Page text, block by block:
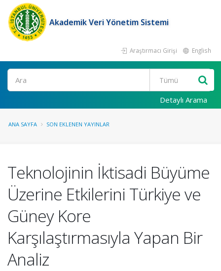
Akademik Veri Yönetim Sistemi
Araştırmacı Girişi English
Ara
Detaylı Arama
ANA SAYFA SON EKLENEN YAYINLAR
Teknolojinin İktisadi Büyüme
Üzerine Etkilerini Türkiye ve
Güney Kore
Karşılaştırmasıyla Yapan Bir
Analiz